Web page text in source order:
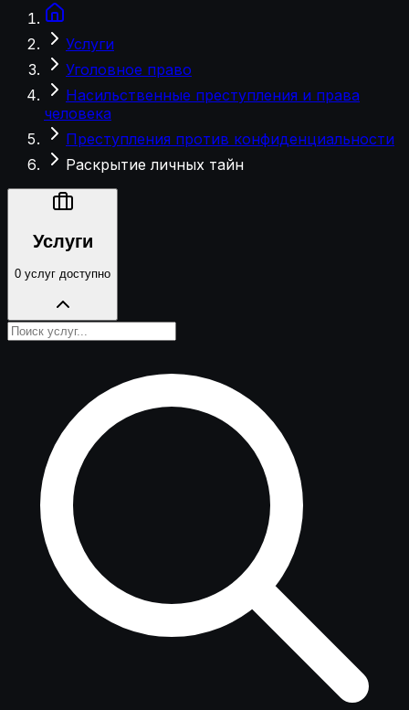
Услуги
Уголовное право
Насильственные преступления и права
человека
Преступления против конфиденциальности
Раскрытие личных тайн
Услуги
0 услуг доступно